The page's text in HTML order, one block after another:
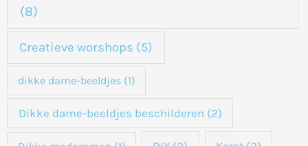
(8)
Creatieve worshops (5)
dikke dame-beeldjes(1)
Dikke dame-beeldjes beschilderen (2)